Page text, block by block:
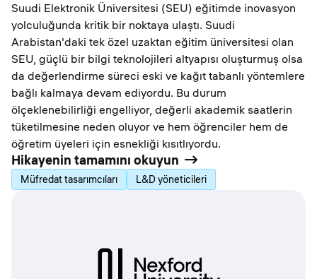
Suudi Elektronik Üniversitesi (SEU) eğitimde inovasyon
yolculuğunda kritik bir noktaya ulaştı. Suudi
Arabistan'daki tek özel uzaktan eğitim üniversitesi olan
SEU, güçlü bir bilgi teknolojileri altyapısı oluşturmuş olsa
da değerlendirme süreci eski ve kağıt tabanlı yöntemlere
bağlı kalmaya devam ediyordu. Bu durum
ölçeklenebilirliği engelliyor, değerli akademik saatlerin
tüketilmesine neden oluyor ve hem öğrenciler hem de
öğretim üyeleri için esnekliği kısıtlıyordu.
Hikayenin tamamını okuyun
Müfredat tasarımcıları L&D yöneticileri